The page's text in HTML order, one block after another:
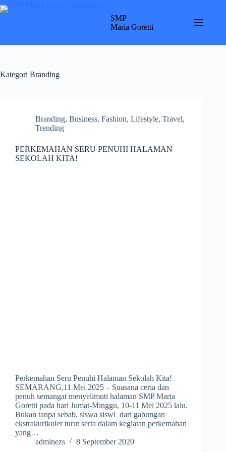
Skip
to
SMP
Maria Goretti
Kategori Branding
Branding, Business, Fashion, Lifestyle, Travel,
Trending
PERKEMAHAN SERU PENUHI HALAMAN
SEKOLAH KITA!
Perkemahan Seru Penuhi Halaman Sekolah Kita!
SEMARANG,11 Mei 2025 – Suasana ceria dan
penuh semangat menyelimuti halaman SMP Maria
Goretti pada hari Jumat-Minggu, 10-11 Mei 2025 lalu.
Bukan tanpa sebab, siswa siswi dari gabungan
ekstrakurikuler turut serta dalam kegiatan perkemahan
yang…
adminezs
8 September 2020